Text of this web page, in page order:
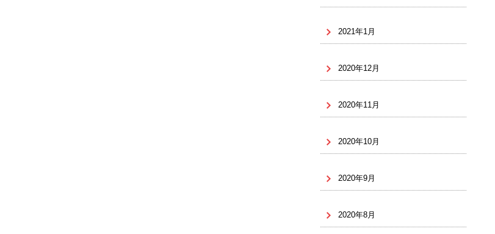
2021年1月
2020年12月
2020年11月
2020年10月
2020年9月
2020年8月